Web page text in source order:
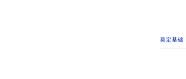
奠定基础